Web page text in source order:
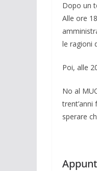
Dopo un
Alle ore
le ra­gioni
Poi, alle
No al
sperare